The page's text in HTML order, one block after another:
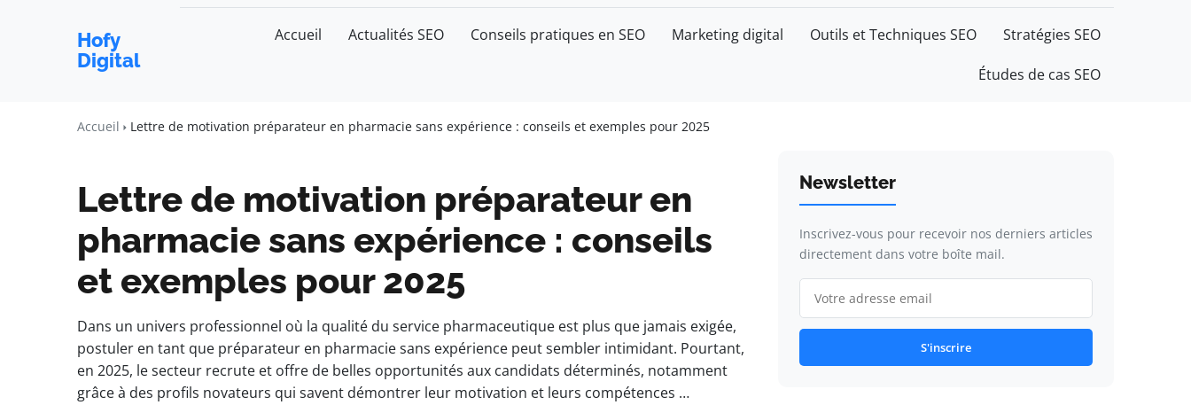
Hofy
Digital
Accueil Actualités SEO Conseils pratiques en SEO Marketing digital Outils et Techniques SEO Stratégies SEO
Études de cas SEO
Accueil Lettre de motivation préparateur en pharmacie sans expérience : conseils et exemples pour 2025
Lettre de motivation préparateur en
pharmacie sans expérience : conseils
et exemples pour 2025
Dans un univers professionnel où la qualité du service pharmaceutique est plus que jamais exigée,
postuler en tant que préparateur en pharmacie sans expérience peut sembler intimidant. Pourtant,
en 2025, le secteur recrute et offre de belles opportunités aux candidats déterminés, notamment
grâce à des profils novateurs qui savent démontrer leur motivation et leurs compétences …
Newsletter
Inscrivez-vous pour recevoir nos derniers articles
directement dans votre boîte mail.
S'inscrire